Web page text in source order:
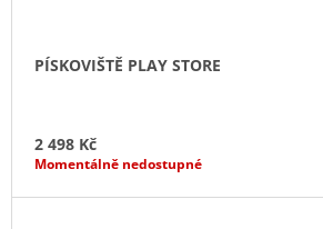
PÍSKOVIŠTĚ PLAY STORE
2 498 Kč
Momentálně nedostupné